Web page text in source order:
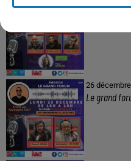
26
Le grand